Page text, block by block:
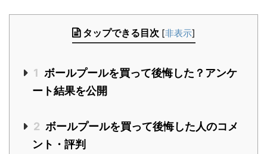
タップできる目次 [非表示]
1 ボールプールを買って後悔した？アンケ
ート結果を公開
2 ボールプールを買って後悔した人のコメ
ント・評判